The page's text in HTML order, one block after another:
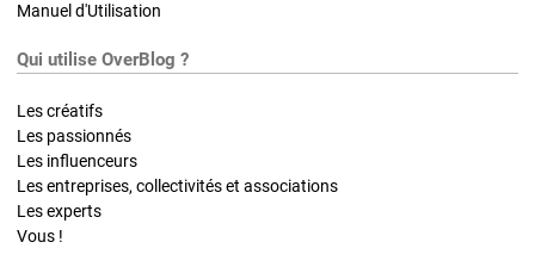
Manuel d'Utilisation
Qui utilise OverBlog ?
Les créatifs
Les passionnés
Les influenceurs
Les entreprises, collectivités et associations
Les experts
Vous !